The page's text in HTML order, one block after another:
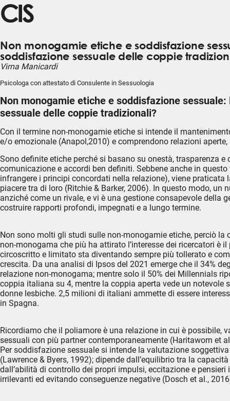
CIS
Non monogamie etiche e soddisfazione
soddisfazione sessuale delle coppie
Virna Manicardi
Psicologa con attestato di Consulente in Sessuologia
Non monogamie etiche e soddisfazione
sessuale delle coppie tradizionali?
Con il termine non-monogamie etiche si intende il
e/o emozionale (Anapol,2010) e comprendono relazioni
Sono definite etiche perché si basano su onestà, trasparenza
comunicazione e accordi ben definiti. Sebbene anche in
infrangere i principi concordati nella relazione), viene
piacere tra di loro (Ritchie & Barker, 2006). In questo modo,
anziché come un rivale, e vi è una gestione consapevole della
costruire rapporti profondi, impegnati e a lungo termine.
Non sono molti gli studi sulle non-monogamie etiche, perciò
non-monogama che più ha attirato l’interesse dei ricercatori
circoscritto e limitato sta diventando sempre più tollerato e
crescita. Da una analisi di Ipsos del 2021 emerge che il 34%
relazione non-monogama; mentre solo il 50% dei Millennials
coppia italiana su 4, mentre la coppia aperta vede un
donne lesbiche. 2,5 milioni di italiani ammette di essere
in Spagna.
Ricordiamo che il poliamore è una relazione in cui è possibile,
sessuali con più partner contemporaneamente (Haritaworn et
Per soddisfazione sessuale si intende la valutazione
(Lawrence & Byers, 1992); dipende dall’equilibrio tra la
dall’abilità di controllo dei propri impulsi, eccitazione e
irrilevanti ed evitando conseguenze negative (Dosch et al.,